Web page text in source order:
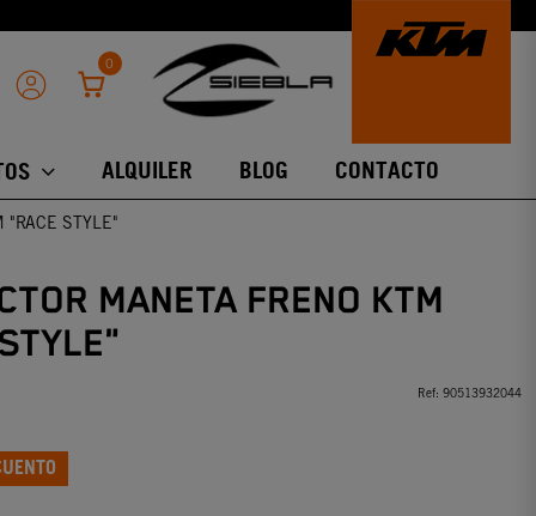
0
ALQUILER BLOG CONTACTO
"RACE STYLE"
MANETA FRENO KTM
Ref: 90513932044